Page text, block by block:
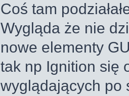
Coś tam
Wygląda że nie
nowe elementy
tak np Ignition się
wyglądających po